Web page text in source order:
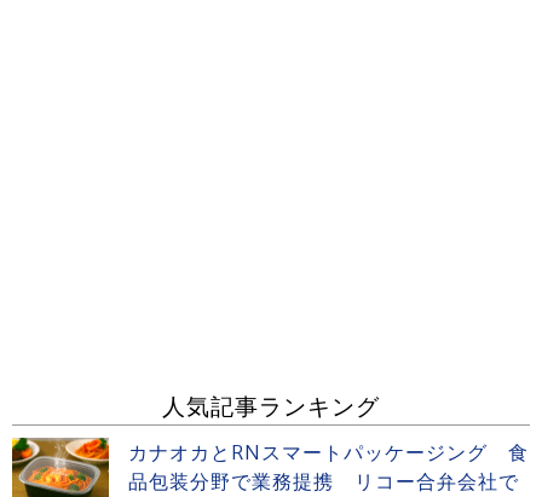
人気記事ランキング
カナオカとRNスマートパッケージング 食
品包装分野で業務提携 リコー合弁会社で